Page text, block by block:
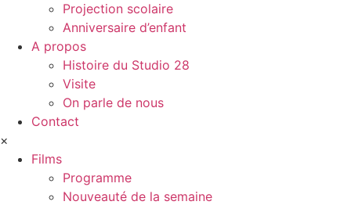
Projection scolaire
Anniversaire d’enfant
A propos
Histoire du Studio 28
Visite
On parle de nous
Contact
×
Films
Programme
Nouveauté de la semaine